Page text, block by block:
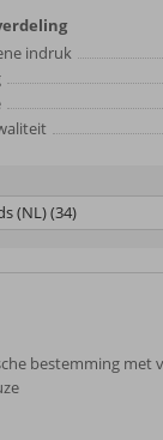
indruk
(NL) (34)
bestemming